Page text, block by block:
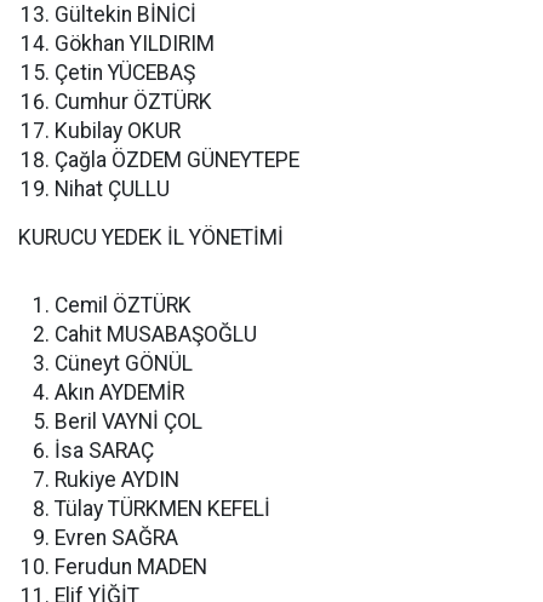
Gültekin BİNİCİ
Gökhan YILDIRIM
Çetin YÜCEBAŞ
Cumhur ÖZTÜRK
Kubilay OKUR
Çağla ÖZDEM GÜNEYTEPE
Nihat ÇULLU
KURUCU YEDEK İL YÖNETİMİ
Cemil ÖZTÜRK
Cahit MUSABAŞOĞLU
Cüneyt GÖNÜL
Akın AYDEMİR
Beril VAYNİ ÇOL
İsa SARAÇ
Rukiye AYDIN
Tülay TÜRKMEN KEFELİ
Evren SAĞRA
Ferudun MADEN
Elif YİĞİT